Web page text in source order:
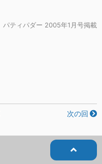
パティパダー 2005年1月号掲載
次の回